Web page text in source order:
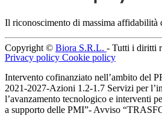
Il riconoscimento di massima affidabilità
Copyright © Biora S.R.L. - Tutti i diritti
Privacy policy Cookie policy
Intervento cofinanziato nell’ambito del
2021-2027-Azioni 1.2-1.7 Servizi per
l’avanzamento tecnologico e interventi
a supporto delle PMI”- Avviso